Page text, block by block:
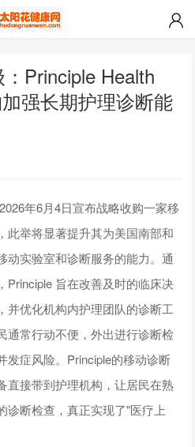
Principle Health
强长期护理诊断能
年6月4日宣布战略收购一家移
此举将显著提升其为美国南部和
动实验室和诊断服务的能力。通
Principle 旨在改善及时的临床决
并优化机构内护理团队的诊断工
通常行动不便，外出进行诊断检
发症风险。Principle的移动诊断
直接带到护理机构，让居民在熟
诊断检查，真正实现了"医疗上